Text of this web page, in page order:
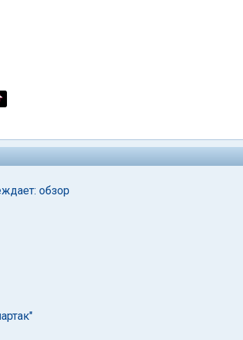
обзор